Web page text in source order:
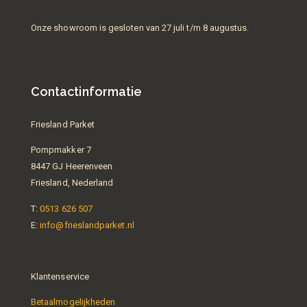
Onze showroom is gesloten van 27 juli t/m 8 augustus.
Contactinformatie
Friesland Parket
Pompmakker 7
8447 GJ Heerenveen
Friesland, Nederland
T:0513 626 507
E:info@frieslandparket.nl
Klantenservice
Betaalmogelijkheden